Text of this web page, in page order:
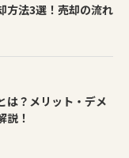
方法3選！売却の流れ
は？メリット・デメ
説！